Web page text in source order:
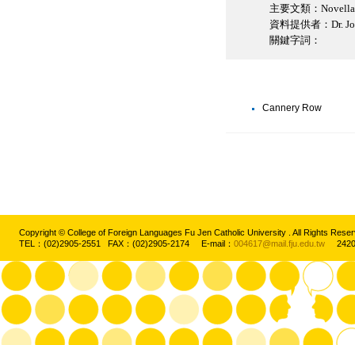
主要文類：
資料提供者：Dr.
關鍵字詞：
Cannery Row
Copyright © College of Foreign Languages Fu Jen Catholic University . All Rights
TEL：(02)2905-2551 FAX：(02)2905-2174 E-mail： 004617@mail.fju.edu.tw